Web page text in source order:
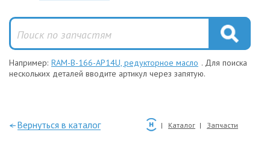
Например: RAM-B-166-AP14U, редукторное масло . Для поиска
нескольких деталей вводите артикул через запятую.
—Вернуться в каталог Каталог Запчасти